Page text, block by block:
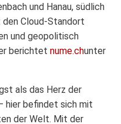
und Hanau, südlich
den Cloud-Standort
und geopolitisch
berichtet nume.chunter
als das Herz der
hier befindet sich mit
der Welt. Mit der